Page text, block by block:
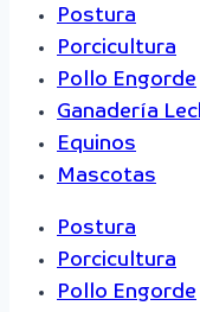
Postura
Porcicultura
Pollo Engorde
Ganadería
Equinos
Mascotas
Postura
Porcicultura
Pollo Engorde